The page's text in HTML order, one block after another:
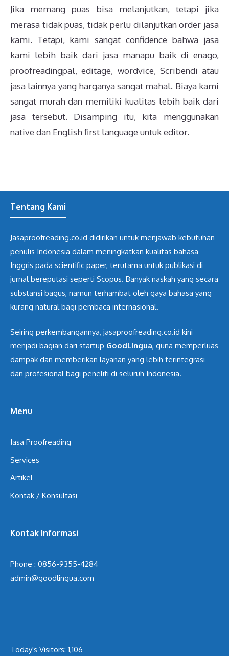
Jika memang puas bisa melanjutkan, tetapi jika
merasa tidak puas, tidak perlu dilanjutkan order jasa
kami. Tetapi, kami sangat confidence bahwa jasa
kami lebih baik dari jasa manapu baik di enago,
proofreadingpal, editage, wordvice, Scribendi atau
jasa lainnya yang harganya sangat mahal. Biaya kami
sangat murah dan memiliki kualitas lebih baik dari
jasa tersebut. Disamping itu, kita menggunakan
native dan English first language untuk editor.
Tentang Kami
Jasaproofreading.co.id didirikan untuk menjawab kebutuhan
penulis Indonesia dalam meningkatkan kualitas bahasa
Inggris pada scientific paper, terutama untuk publikasi di
jurnal bereputasi seperti Scopus. Banyak naskah yang secara
substansi bagus, namun terhambat oleh gaya bahasa yang
kurang natural bagi pembaca internasional.
Seiring perkembangannya, jasaproofreading.co.id kini
menjadi bagian dari startup GoodLingua, guna memperluas
dampak dan memberikan layanan yang lebih terintegrasi
dan profesional bagi peneliti di seluruh Indonesia.
Menu
Jasa Proofreading
Services
Artikel
Kontak / Konsultasi
Kontak Informasi
Phone : 0856-9355-4284
admin@goodlingua.com
Today's Visitors: 1,106